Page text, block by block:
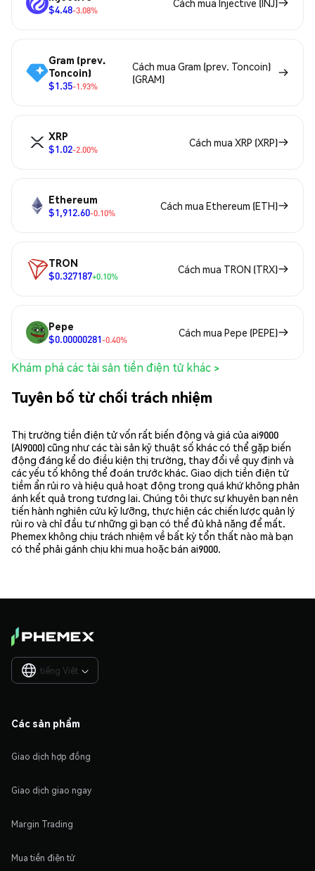
$4.48-3.08%
Cách mua Injective (INJ)
Gram (prev.
Toncoin)
$1.35-1.93%
Cách mua Gram (prev. Toncoin)
(GRAM)
XRP
$1.02-2.00%
Cách mua XRP (XRP)
Ethereum
$1,912.60-0.10%
Cách mua Ethereum (ETH)
TRON
$0.327187+0.10%
Cách mua TRON (TRX)
Pepe
$0.00000281-0.40%
Cách mua Pepe (PEPE)
Khám phá các tài sản tiền điện tử khác >
Tuyên bố từ chối trách nhiệm
Thị trường tiền điện tử vốn rất biến động và giá của ai9000
(AI9000) cũng như các tài sản kỹ thuật số khác có thể gặp biến
động đáng kể do điều kiện thị trường, thay đổi về quy định và
các yếu tố không thể đoán trước khác. Giao dịch tiền điện tử
tiềm ẩn rủi ro và hiệu quả hoạt động trong quá khứ không phản
ánh kết quả trong tương lai. Chúng tôi thực sự khuyên bạn nên
tiến hành nghiên cứu kỹ lưỡng, thực hiện các chiến lược quản lý
rủi ro và chỉ đầu tư những gì bạn có thể đủ khả năng để mất.
Phemex không chịu trách nhiệm về bất kỳ tổn thất nào mà bạn
có thể phải gánh chịu khi mua hoặc bán ai9000.
tiếng Việt 
Các sản phẩm
Giao dịch hợp đồng
Giao dịch giao ngay
Margin Trading
Mua tiền điện tử